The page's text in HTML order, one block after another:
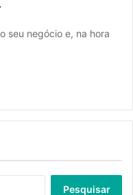
seu negócio e, na hora